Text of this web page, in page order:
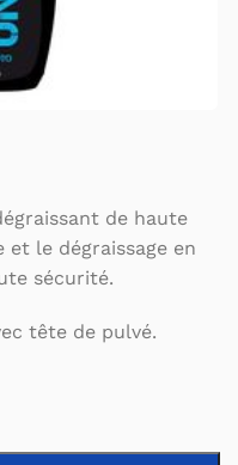
de haute
le dégraissage en
sécurité.
tête de pulvé.